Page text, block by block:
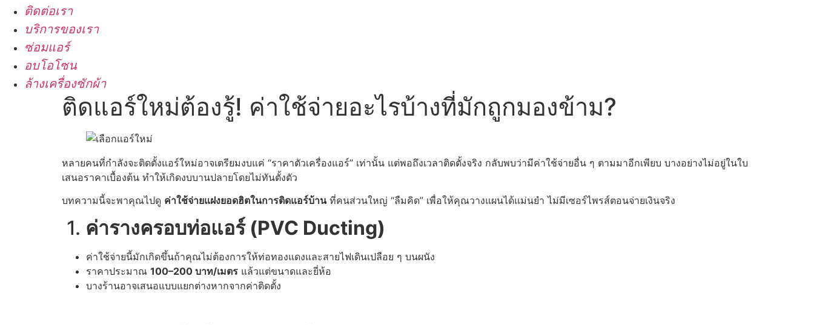
ติดต่อเรา
บริการของเรา
ซ่อมแอร์
อบโอโซน
ล้างเครื่องซักผ้า
ติดแอร์ใหม่ต้องรู้! ค่าใช้จ่ายอะไรบ้างที่มักถูกมองข้าม?
หลายคนที่กำลังจะติดตั้งแอร์ใหม่อาจเตรียมงบแค่ “ราคาตัวเครื่องแอร์” เท่านั้น แต่พอถึงเวลาติดตั้งจริง กลับพบว่ามีค่าใช้จ่ายอื่น ๆ ตามมาอีกเพียบ บางอย่างไม่อยู่ในใบ
เสนอราคาเบื้องต้น ทำให้เกิดงบบานปลายโดยไม่ทันตั้งตัว
บทความนี้จะพาคุณไปดู ค่าใช้จ่ายแฝงยอดฮิตในการติดแอร์บ้านที่คนส่วนใหญ่ “ลืมคิด” เพื่อให้คุณวางแผนได้แม่นยำ ไม่มีเซอร์ไพรส์ตอนจ่ายเงินจริง
1. ค่ารางครอบท่อแอร์(PVC Ducting)
ค่าใช้จ่ายนี้มักเกิดขึ้นถ้าคุณไม่ต้องการให้ท่อทองแดงและสายไฟเดินเปลือย ๆ บนผนัง
ราคาประมาณ 100–200 บาท/เมตร แล้วแต่ขนาดและยี่ห้อ
บางร้านอาจเสนอแบบแยกต่างหากจากค่าติดตั้ง